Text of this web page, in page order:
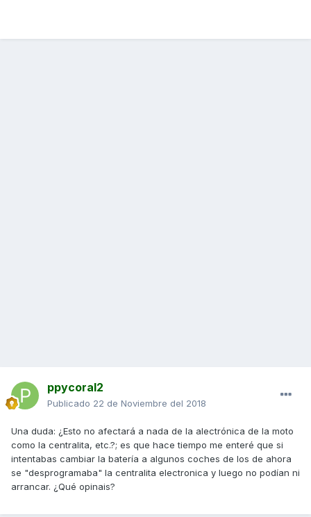
ppycoral2
Publicado 22 de Noviembre del 2018
Una duda: ¿Esto no afectará a nada de la alectrónica de la moto
como la centralita, etc.?; es que hace tiempo me enteré que si
intentabas cambiar la batería a algunos coches de los de ahora
se "desprogramaba" la centralita electronica y luego no podían ni
arrancar. ¿Qué opinais?